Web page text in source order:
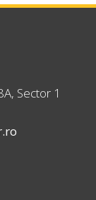
Sector 1